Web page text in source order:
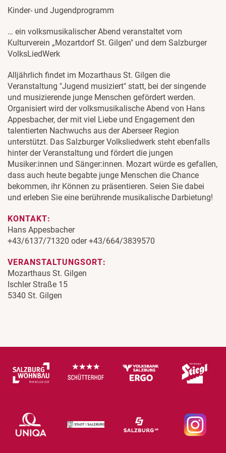
Kinder- und Jugendprogramm
… ein volksmusikalischer Abend veranstaltet vom
Kulturverein „Mozartdorf St. Gilgen" und dem Salzburger
VolksLiedWerk
Alljährlich findet im Mozarthaus St. Gilgen die
Veranstaltung "Jugend musiziert" statt, bei der singende
und musizierende junge Menschen gefördert werden.
Organisiert wird der volksmusikalische Abend von Hans
Appesbacher, der mit viel Liebe und Engagement den
talentierten Nachwuchs aus der Aberseer Region
unterstützt. Das Salzburger Volksliedwerk steht ebenfalls
hinter der Veranstaltung und fördert die jungen
Musiker:innen und Sänger:innen. Mozart würde es gefallen,
dass auch heute begabte junge Menschen die Chance
bekommen, ihr Können zu präsentieren. Seien Sie dabei
und erleben Sie eine berührende musikalische Darbietung!
KONTAKT:
Hans Appesbacher
+43/6137/71320 oder +43/664/3839570
VERANSTALTUNGSORT:
Mozarthaus St. Gilgen
Ischler Straße 15
5340 St. Gilgen